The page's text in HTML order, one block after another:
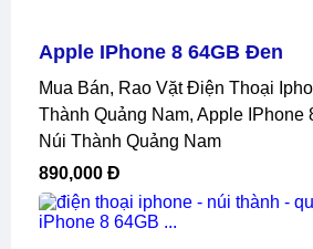
Apple IPhone 8 64GB Đen
Mua Bán, Rao Vặt Điện Thoại Iphone Cũ Núi
Thành Quảng Nam, Apple IPhone
Núi Thành Quảng Nam
890,000 Đ